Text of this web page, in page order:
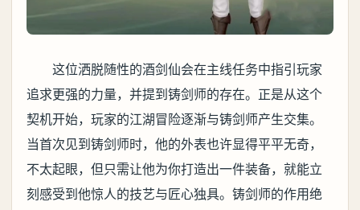
这位洒脱随性的酒剑仙会在主线任务中指引玩家
追求更强的力量，并提到铸剑师的存在。正是从这个
契机开始，玩家的江湖冒险逐渐与铸剑师产生交集。
当首次见到铸剑师时，他的外表也许显得平平无奇，
不太起眼，但只需让他为你打造出一件装备，就能立
刻感受到他惊人的技艺与匠心独具。铸剑师的作用绝